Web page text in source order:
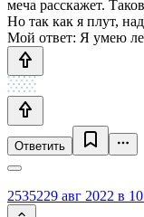
меча расскажет.
Но так как я плут,
Мой ответ: Я умею
Ответить
2535229 авг 2022 в